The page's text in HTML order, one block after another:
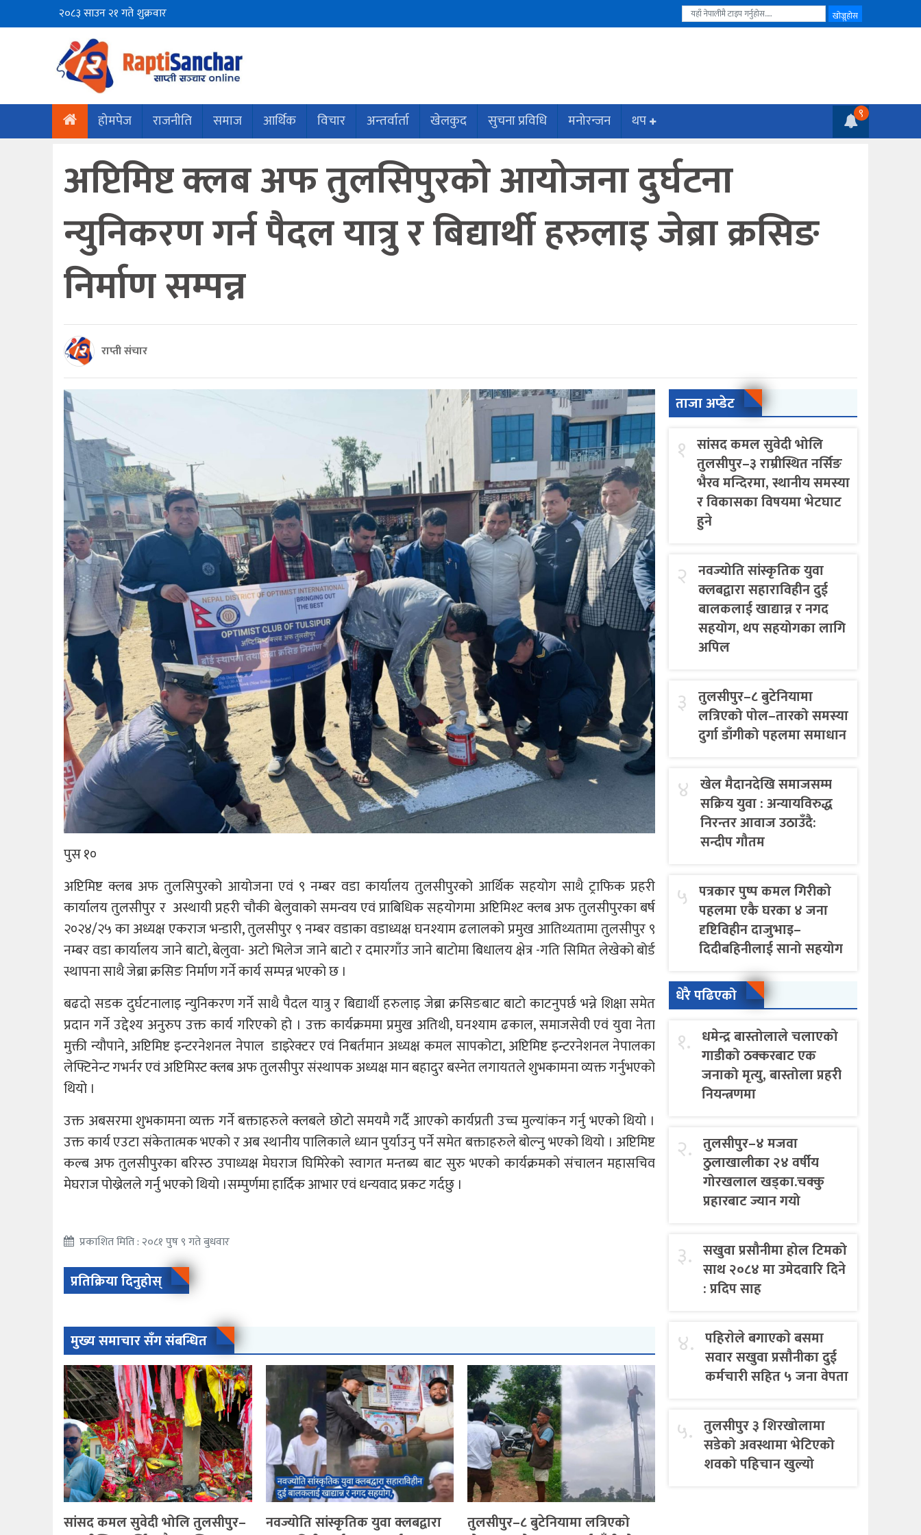
२०८३ साउन २१ गते शुक्रवार
होमपेज राजनीति समाज आर्थिक विचार अन्तर्वार्ता खेलकुद सुचना प्रविधि मनोरन्जन थप ९
अप्टिमिष्ट क्लब अफ तुलसिपुरको आयोजना दुर्घटना
न्युनिकरण गर्न पैदल यात्रु र बिद्यार्थी हरुलाइ जेब्रा क्रसिङ
निर्माण सम्पन्न
राप्ती संचार
पुस १०
अप्टिमिष्ट क्लब अफ तुलसिपुरको आयोजना एवं ९ नम्बर वडा कार्यालय तुलसीपुरको आर्थिक सहयोग साथै ट्राफिक प्रहरी
कार्यालय तुलसीपुर र अस्थायी प्रहरी चौकी बेलुवाको समन्वय एवं प्राबिधिक सहयोगमा अप्टिमिश्ट क्लब अफ तुलसीपुरका बर्ष
२०२४/२५ का अध्यक्ष एकराज भन्डारी, तुलसीपुर ९ नम्बर वडाका वडाध्यक्ष घनश्याम ढलालको प्रमुख आतिथ्यतामा तुलसीपुर ९
नम्बर वडा कार्यालय जाने बाटो, बेलुवा- अटो भिलेज जाने बाटो र दमारगाँउ जाने बाटोमा बिधालय क्षेत्र -गति सिमित लेखेको बोर्ड
स्थापना साथै जेब्रा क्रसिङ निर्माण गर्ने कार्य सम्पन्न भएको छ ।
बढदो सडक दुर्घटनालाइ न्युनिकरण गर्ने साथै पैदल यात्रु र बिद्यार्थी हरुलाइ जेब्रा क्रसिङबाट बाटो काटनुपर्छ भन्ने शिक्षा समेत
प्रदान गर्ने उद्देश्य अनुरुप उक्त कार्य गरिएको हो । उक्त कार्यक्रममा प्रमुख अतिथी, घनश्याम ढकाल, समाजसेवी एवं युवा नेता
मुक्ती न्यौपाने, अप्टिमिष्ट इन्टरनेशनल नेपाल डाइरेक्टर एवं निबर्तमान अध्यक्ष कमल सापकोटा, अप्टिमिष्ट इन्टरनेशनल नेपालका
लेफ्टिनेन्ट गभर्नर एवं अप्टिमिस्ट क्लब अफ तुलसीपुर संस्थापक अध्यक्ष मान बहादुर बस्नेत लगायतले शुभकामना व्यक्त गर्नुभएको
थियो ।
उक्त अबसरमा शुभकामना व्यक्त गर्ने बक्ताहरुले क्लबले छोटो समयमै गर्दै आएको कार्यप्रती उच्च मुल्यांकन गर्नु भएको थियो ।
उक्त कार्य एउटा संकेतात्मक भएको र अब स्थानीय पालिकाले ध्यान पुर्याउनु पर्ने समेत बक्ताहरुले बोल्नु भएको थियो । अप्टिमिष्ट
कल्ब अफ तुलसीपुरका बरिस्ठ उपाध्यक्ष मेघराज घिमिरेको स्वागत मन्तब्य बाट सुरु भएको कार्यक्रमको संचालन महासचिव
मेघराज पोख्रेलले गर्नु भएको थियो ।सम्पुर्णमा हार्दिक आभार एवं धन्यवाद प्रकट गर्दछु ।
प्रकाशित मिति : २०८१ पुष ९ गते बुधवार
प्रतिक्रिया दिनुहोस्
मुख्य समाचार सँग संबन्धित
सांसद कमल सुवेदी भोलि तुलसीपुर–
नवज्योति सांस्कृतिक युवा क्लबद्वारा
तुलसीपुर–८ बुटेनियामा लत्रिएको
ताजा अप्डेट
१ सांसद कमल सुवेदी भोलि
तुलसीपुर–३ राम्रीस्थित नर्सिङ
भैरव मन्दिरमा, स्थानीय समस्या
र विकासका विषयमा भेटघाट
हुने
२ नवज्योति सांस्कृतिक युवा
क्लबद्वारा सहाराविहीन दुई
बालकलाई खाद्यान्न र नगद
सहयोग, थप सहयोगका लागि
अपिल
३ तुलसीपुर–८ बुटेनियामा
लत्रिएको पोल–तारको समस्या
दुर्गा डाँगीको पहलमा समाधान
४ खेल मैदानदेखि समाजसम्म
सक्रिय युवा : अन्यायविरुद्ध
निरन्तर आवाज उठाउँदै:
सन्दीप गौतम
५ पत्रकार पुष्प कमल गिरीको
पहलमा एकै घरका ४ जना
दृष्टिविहीन दाजुभाइ–
दिदीबहिनीलाई सानो सहयोग
धेरै पढिएको
१. धमेन्द्र बास्तोलाले चलाएको
गाडीको ठक्करबाट एक
जनाको मृत्यु, बास्तोला प्रहरी
नियन्त्रणमा
२. तुलसीपुर–४ मजवा
ठुलाखालीका २४ वर्षीय
गोरखलाल खड्का.चक्कु
प्रहारबाट ज्यान गयो
३. सखुवा प्रसौनीमा होल टिमको
साथ २०८४ मा उमेदवारि दिने
: प्रदिप साह
४. पहिराेले बगाएकाे बसमा
सवार सखुवा प्रसाैनीका दुई
कर्मचारी सहित ५ जना वेपता
५. तुलसीपुर ३ शिरखोलामा
सडेको अवस्थामा भेटिएको
शवको पहिचान खुल्यो